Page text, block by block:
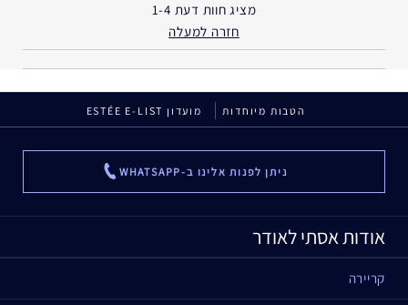
מציג חוות דעת 1-4
חזרה למעלה
הטבות מיוחדות מועדון ESTÉE E-LIST
ניתן לפנות אלינו ב-WHATSAPP ...
אודות אסתי לאודר
קריירה